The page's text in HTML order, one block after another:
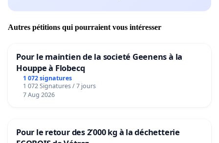
Autres pétitions qui pourraient vous intéresser
Pour le maintien de la societé Geenens à la
Houppe à Flobecq
1 072 signatures
1 072 Signatures / 7 jours
7 Aug 2026
Pour le retour des 2’000 kg à la déchetterie